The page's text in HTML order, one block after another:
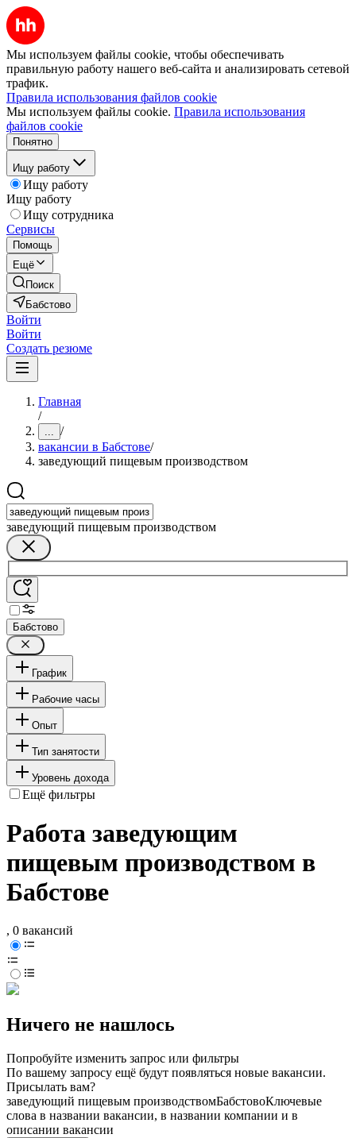
Мы используем файлы cookie, чтобы обеспечивать
правильную работу нашего веб-сайта и анализировать сетевой
трафик.
Правила использования файлов cookie
Мы используем файлы cookie. Правила использования
файлов cookie
Понятно
Ищу работу
Ищу работу
Ищу работу
Ищу сотрудника
Сервисы
Помощь
Ещё
Поиск
Бабстово
Войти
Войти
Создать резюме
Главная
/
... /
вакансии в Бабстове/
заведующий пищевым производством
заведующий пищевым производством
Бабстово
График
Рабочие часы
Опыт
Тип занятости
Уровень дохода
Ещё фильтры
Работа заведующим
пищевым производством в
Бабстове
, 0 вакансий
Ничего не нашлось
Попробуйте изменить запрос или фильтры
По вашему запросу ещё будут появляться новые вакансии.
Присылать вам?
заведующий пищевым производствомБабстовоКлючевые
слова в названии вакансии, в названии компании и в
описании вакансии